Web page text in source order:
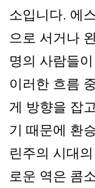
소입니다. 에
으로 서거나
명의 사람들
이러한 흐름
게 방향을 잡
기 때문에 환
린주의 시대
로운 역은 콤